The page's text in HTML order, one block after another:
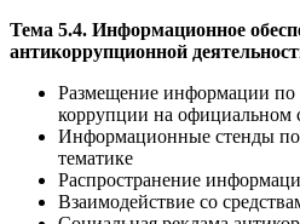
Тема 5.4. Информационное
антикоррупционной
Размещение информации по
коррупции на официальном
Информационные стенды
тематике
Распространение
Взаимодействие со